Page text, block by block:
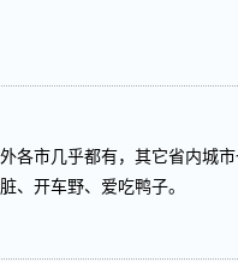
各市几乎都有，其它省内城
、开车野、爱吃鸭子。